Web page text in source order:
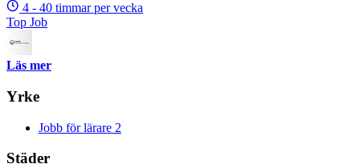
4 - 40 timmar per vecka
Top Job
Läs mer
Yrke
Jobb för lärare 2
Städer